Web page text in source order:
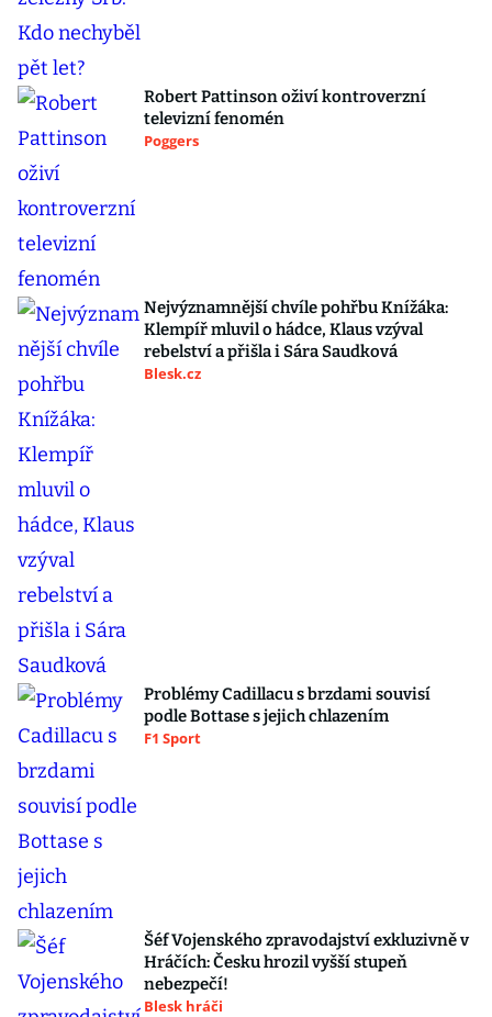
Robert Pattinson oživí kontroverzní
televizní fenomén
Poggers
Nejvýznamnější chvíle pohřbu Knížáka:
Klempíř mluvil o hádce, Klaus vzýval
rebelství a přišla i Sára Saudková
Blesk.cz
Problémy Cadillacu s brzdami souvisí
podle Bottase s jejich chlazením
F1 Sport
Šéf Vojenského zpravodajství exkluzivně v
Hráčích: Česku hrozil vyšší stupeň
nebezpečí!
Blesk hráči